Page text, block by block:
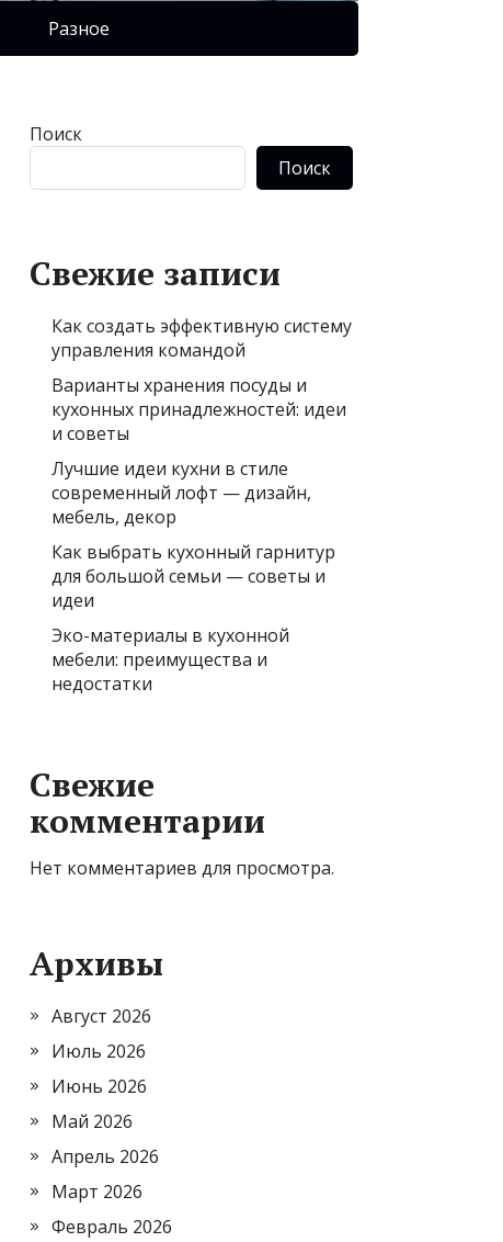
Разное
Поиск
Поиск
Свежие записи
Как создать эффективную систему
управления командой
Варианты хранения посуды и
кухонных принадлежностей: идеи
и советы
Лучшие идеи кухни в стиле
современный лофт — дизайн,
мебель, декор
Как выбрать кухонный гарнитур
для большой семьи — советы и
идеи
Эко-материалы в кухонной
мебели: преимущества и
недостатки
Свежие
комментарии
Нет комментариев для просмотра.
Архивы
Август 2026
Июль 2026
Июнь 2026
Май 2026
Апрель 2026
Март 2026
Февраль 2026